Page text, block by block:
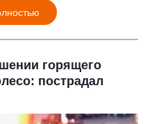
горящего
пострадал